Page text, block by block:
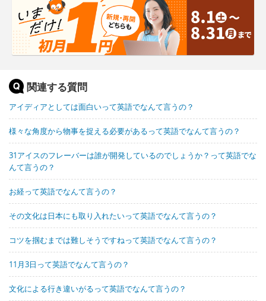
関連する質問
アイディアとしては面白いって英語でなんて言うの？
様々な角度から物事を捉える必要があるって英語でなんて言うの？
31アイスのフレーバーは誰が開発しているのでしょうか？って英語でな
んて言うの？
お経って英語でなんて言うの？
その文化は日本にも取り入れたいって英語でなんて言うの？
コツを掴むまでは難しそうですねって英語でなんて言うの？
11月3日って英語でなんて言うの？
文化による行き違いがるって英語でなんて言うの？